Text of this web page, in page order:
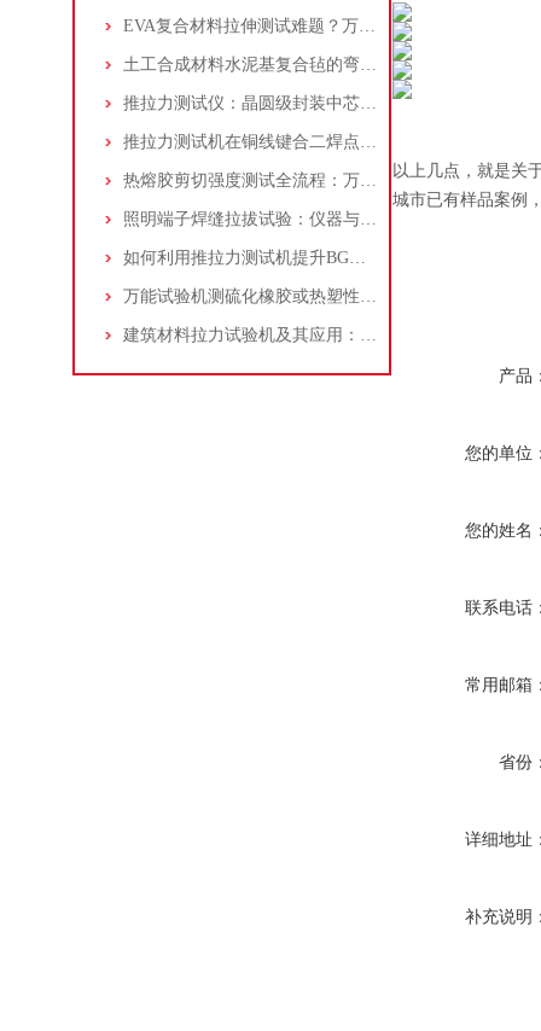
EVA复合材料拉伸测试难题？万能拉力试验机一站式解决方案
土工合成材料水泥基复合毡的弯曲强度测试：万能材料试验机步骤详解！
推拉力测试仪：晶圆级封装中芯片剪切强度测试的“得力助手”！
推拉力测试机在铜线键合二焊点中的参数优化研究！
热熔胶剪切强度测试全流程：万能材料试验机的应用与操作技巧
照明端子焊缝拉拔试验：仪器与操作步骤全面解析！
如何利用推拉力测试机提升BGA封装料件焊点质量？快来了解！
万能试验机测硫化橡胶或热塑性橡胶拉伸性能：原理、步骤与标准解析
建筑材料拉力试验机及其应用：深入探讨工作原理和特点
以上几点，就是关
城市已有样品案例
产品
您的单位
您的姓名
联系电话
常用邮箱
省份
详细地址
补充说明